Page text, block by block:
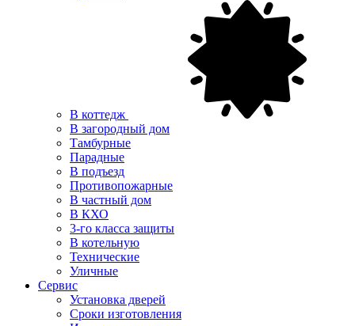
В коттедж
В загородный дом
Тамбурные
Парадные
В подъезд
Противопожарные
В частный дом
В КХО
3-го класса защиты
В котельную
Технические
Уличные
Сервис
Установка дверей
Сроки изготовления